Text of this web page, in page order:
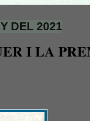
DEL 2021
I LA